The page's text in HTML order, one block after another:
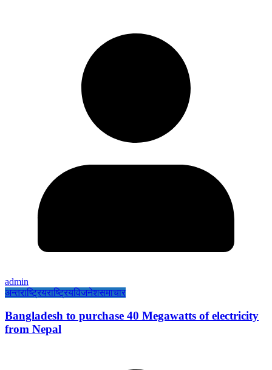
admin
अन्तराष्ट्रियराष्ट्रियविजनेशसमाचार
Bangladesh to purchase 40 Megawatts of electricity
from Nepal